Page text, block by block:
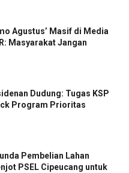
Agustus’ Masif di Media
Masyarakat Jangan
Dudung: Tugas KSP
Program Prioritas
Pembelian Lahan
PSEL Cipeucang untuk